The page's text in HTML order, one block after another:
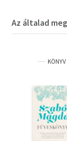
Az általad
KÖNYV